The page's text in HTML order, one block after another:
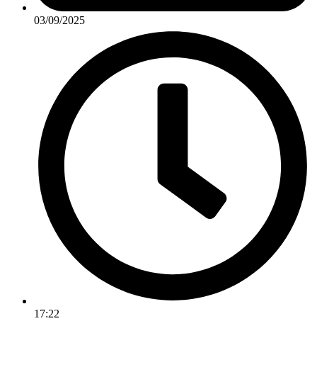
03/09/2025
17:22